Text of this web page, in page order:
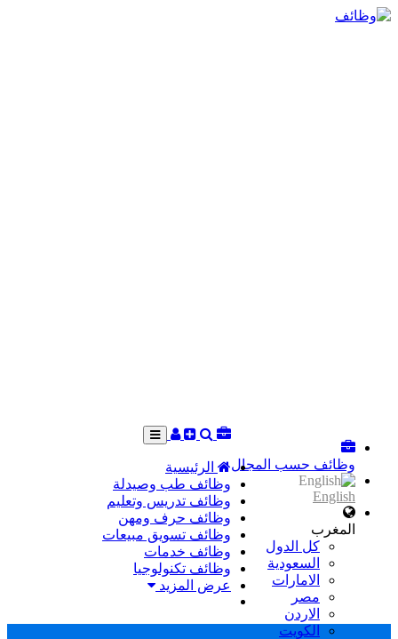
وظائف حسب المجال
English
المغرب
كل الدول
السعودية
الامارات
مصر
الاردن
الكويت
الرئيسية
وظائف طب وصيدلة
وظائف تدريس وتعليم
وظائف حرف ومهن
وظائف تسويق مبيعات
وظائف خدمات
وظائف تكنولوجيا
عرض المزيد